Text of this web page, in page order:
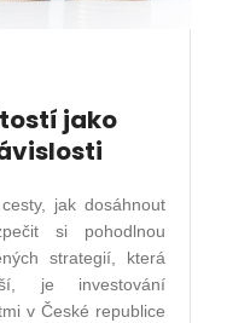
jako
jak dosáhnout
si pohodlnou
strategií, která
je investování
v České republice